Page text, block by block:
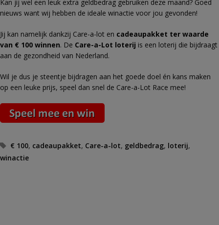
Kan jij wel een leuk extra geldbedrag gebruiken deze maand? Goed
nieuws want wij hebben de ideale winactie voor jou gevonden!
Jij kan namelijk dankzij Care-a-lot en cadeaupakket ter waarde
van € 100 winnen. De Care-a-Lot loterij is een loterij die bijdraagt
aan de gezondheid van Nederland.
Wil je dus je steentje bijdragen aan het goede doel én kans maken
op een leuke prijs, speel dan snel de Care-a-Lot Race mee!
Tags
€ 100, cadeaupakket, Care-a-lot, geldbedrag, loterij,
winactie